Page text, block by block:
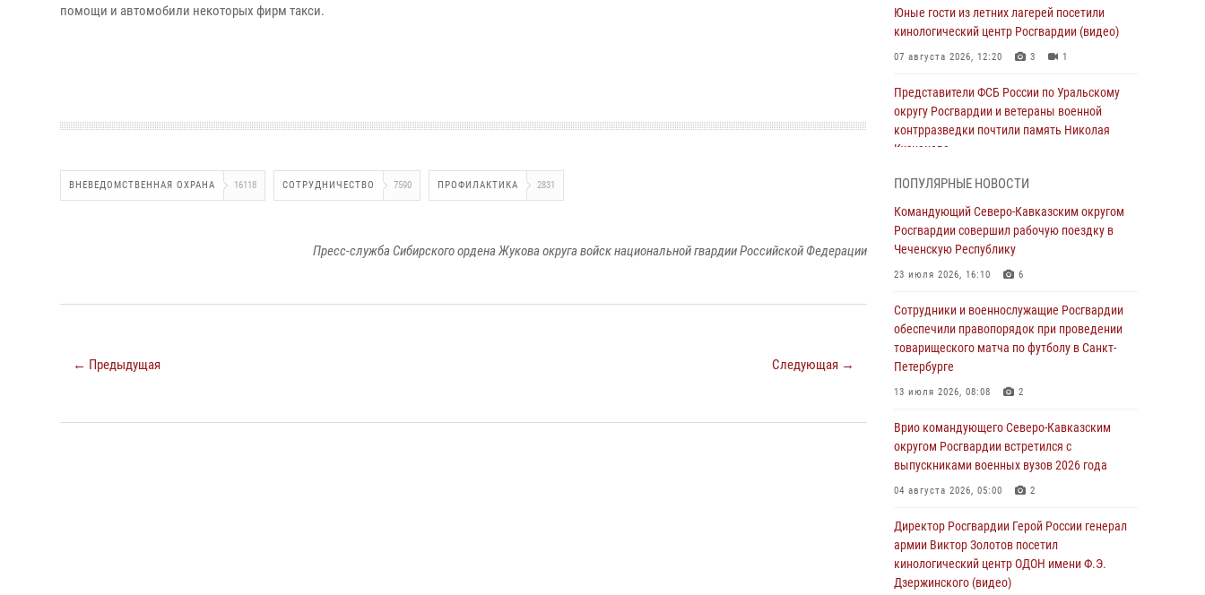
помощи и автомобили некоторых фирм такси.
ВНЕВЕДОМСТВЕННАЯ ОХРАНА 16118 СОТРУДНИЧЕСТВО 7590 ПРОФИЛАКТИКА 2831
Пресс-служба Сибирского ордена Жукова округа войск национальной гвардии Российской Федерации
← Предыдущая Следующая →
Юные гости из летних лагерей посетили
кинологический центр Росгвардии (видео)
07 августа 2026, 12:20 3 1
Представители ФСБ России по Уральскому
округу Росгвардии и ветераны военной
контрразведки почтили память Николая
Кузнецова
Ветеран войск правопорядка генерал-майор
Иван Пияшев – герой выпуска «Легенды
армии с Александром Маршалом»
07 августа 2026, 12:00
Росгвардейцы пресекли попытку руферов
подняться на крышу Смольного собора в
Санкт-Петербурге (видео)
07 августа 2026, 11:34
основам взрывобезопасности
07 августа 2026, 11:33
Рэпер ST посетил раненых росгвардейцев в
ведомства
07 августа 2026, 11:18 2
Патриотическая акция «Каникулы с
ПОПУЛЯРНЫЕ НОВОСТИ
Командующий Северо-Кавказским округом
Росгвардии совершил рабочую поездку в
Чеченскую Республику
23 июля 2026, 16:10 6
Сотрудники и военнослужащие Росгвардии
обеспечили правопорядок при проведении
товарищеского матча по футболу в Санкт-
Петербурге
13 июля 2026, 08:08 2
Врио командующего Северо-Кавказским
округом Росгвардии встретился с
выпускниками военных вузов 2026 года
04 августа 2026, 05:00 2
Директор Росгвардии Герой России генерал
армии Виктор Золотов посетил
кинологический центр ОДОН имени Ф.Э.
Дзержинского (видео)